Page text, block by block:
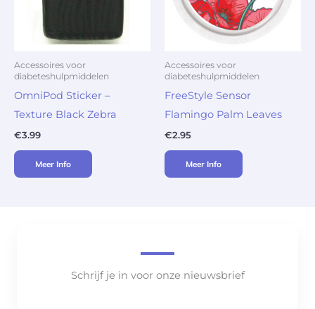
Accessoires voor
diabeteshulpmiddelen
OmniPod Sticker –
Texture Black Zebra
€3.99
Meer Info
Accessoires voor
diabeteshulpmiddelen
FreeStyle Sensor
Flamingo Palm Leaves
€2.95
Meer Info
Schrijf je in voor onze nieuwsbrief